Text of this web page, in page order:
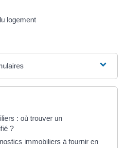
logement
: où trouver un
?
immobiliers à fournir en